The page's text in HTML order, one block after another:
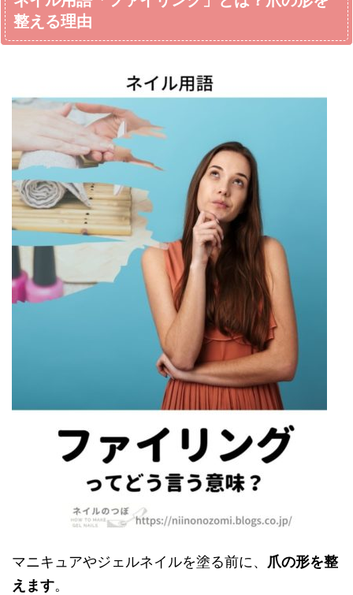
整える理由
マニキュアやジェルネイルを塗る前に、 爪の形を整
えます。